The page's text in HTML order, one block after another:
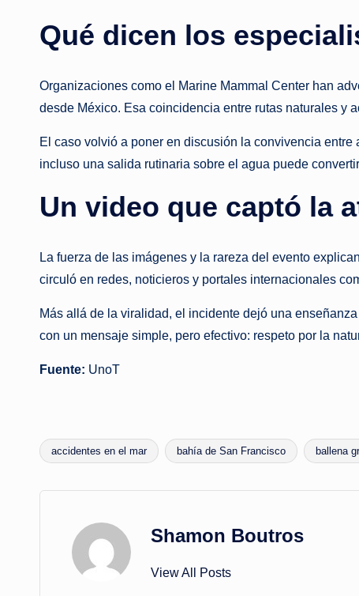
Qué dicen los
Organizaciones como el Marine Mammal Center han
desde México. Esa coincidencia entre rutas naturales y
El caso volvió a poner en discusión la convivencia
incluso una salida rutinaria sobre el agua puede
Un video que captó la
La fuerza de las imágenes y la rareza del evento
circuló en redes, noticieros y portales internacionales
Más allá de la viralidad, el incidente dejó una
con un mensaje simple, pero efectivo: respeto por la
Fuente: UnoT
Tags:
accidentes en el mar bahía de San Francisco ballena
Shamon Boutros
View All Posts